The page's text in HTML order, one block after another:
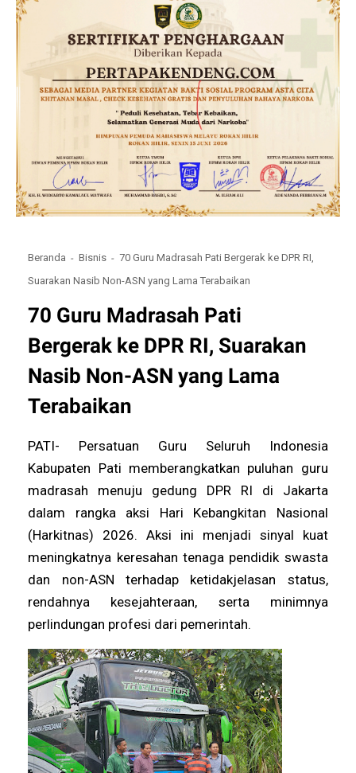
Beranda Bisnis
70 Guru Madrasah Pati Bergerak ke DPR RI,
Suarakan Nasib Non-ASN yang Lama Terabaikan
70 Guru Madrasah Pati
Bergerak ke DPR RI, Suarakan
Nasib Non-ASN yang Lama
Terabaikan
PATI- Persatuan Guru Seluruh Indonesia
Kabupaten Pati memberangkatkan puluhan guru
madrasah menuju gedung DPR RI di Jakarta
dalam rangka aksi Hari Kebangkitan Nasional
(Harkitnas) 2026. Aksi ini menjadi sinyal kuat
meningkatnya keresahan tenaga pendidik swasta
dan non-ASN terhadap ketidakjelasan status,
rendahnya kesejahteraan, serta minimnya
perlindungan profesi dari pemerintah.